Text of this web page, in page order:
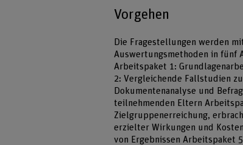
Vorgehen
Die Fragestellungen werden
Auswertungsmethoden in fünf
Arbeitspaket 1:
2: Vergleichende Fallstudien
Dokumentenanalyse und
teilnehmenden Eltern
Zielgruppenerreichung,
erzielter Wirkungen und
von Ergebnissen Arbeitspaket